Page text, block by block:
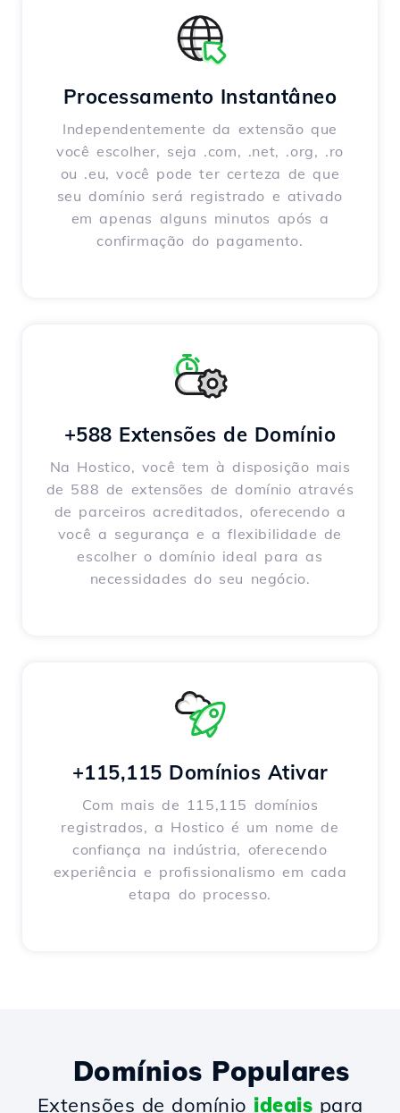
Processamento Instantâneo
Independentemente da extensão que
você escolher, seja .com, .net, .org, .ro
ou .eu, você pode ter certeza de que
seu domínio será registrado e ativado
em apenas alguns minutos após a
confirmação do pagamento.
+588 Extensões de Domínio
Na Hostico, você tem à disposição mais
de 588 de extensões de domínio através
de parceiros acreditados, oferecendo a
você a segurança e a flexibilidade de
escolher o domínio ideal para as
necessidades do seu negócio.
+115,115 Domínios Ativar
Com mais de 115,115 domínios
registrados, a Hostico é um nome de
confiança na indústria, oferecendo
experiência e profissionalismo em cada
etapa do processo.
Domínios Populares
Extensões de domínio ideais para